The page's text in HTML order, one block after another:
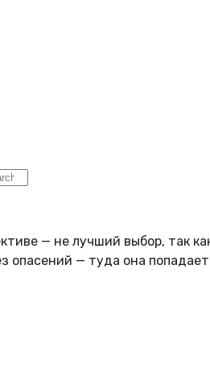
— не лучший выбор, так
опасений — туда она